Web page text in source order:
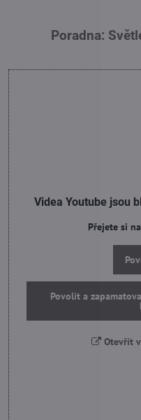
Poradna:
Videa Youtube jsou
Přejete si
Povolit a
Otevřít